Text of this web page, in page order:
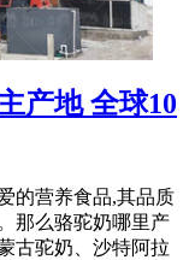
产地 全球10
的营养食品,其品质
那么骆驼奶哪里产
古驼奶、沙特阿拉